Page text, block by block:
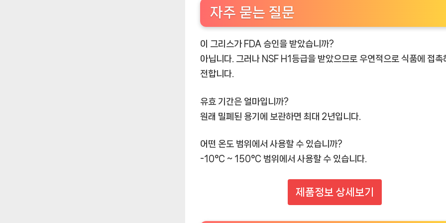
자주 묻는 질문
이 그리스가 FDA 승인을 받았습니까?
아닙니다. 그러나 NSF H1등급을 받았으므로 우연적으로 식품에 접촉
전합니다.
유효 기간은 얼마입니까?
원래 밀폐된 용기에 보관하면 최대 2년입니다.
어떤 온도 범위에서 사용할 수 있습니까?
-10°C ~ 150°C 범위에서 사용할 수 있습니다.
제품정보 상세보기